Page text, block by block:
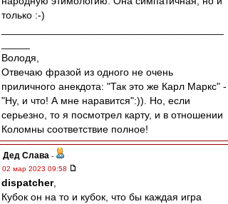
только :-)
Володя,
Отвечаю фразой из одного не очень
приличного анекдота: "Так это же Карл Маркс" -
"Ну, и что! А мне наравится":)). Но, если
серьезно, то я посмотрел карту, и в отношении
Коломны соответствие полное!
Дед Слава -
02 мар 2023 09:58
dispatcher,
Кубок он на то и кубок, что бы каждая игра